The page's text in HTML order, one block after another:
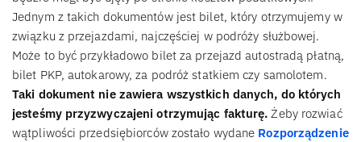
Jednym z takich dokumentów jest bilet, który otrzymujemy w
związku z przejazdami, najczęściej w podróży służbowej.
Może to być przykładowo bilet za przejazd autostradą płatną,
bilet PKP, autokarowy, za podróż statkiem czy samolotem.
Taki dokument nie zawiera wszystkich danych, do których
jesteśmy przyzwyczajeni otrzymując fakturę. Żeby rozwiać
wątpliwości przedsiębiorców zostało wydane Rozporządzenie